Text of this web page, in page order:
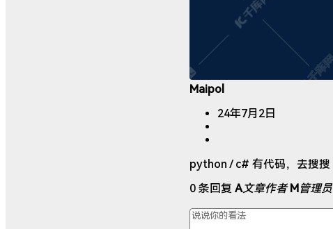
Maipol
24年7月2日
python / c# 有代码，去搜搜
0 条回复 A文章作者 M 管理员